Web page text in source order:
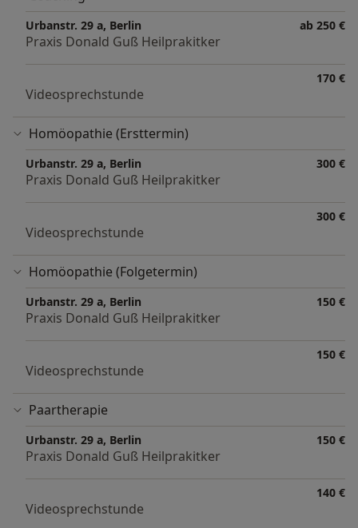
Urbanstr. 29 a, Berlin ab 250 €
Praxis Donald Guß Heilprakitker
170 €
Videosprechstunde
Homöopathie (Ersttermin)
Urbanstr. 29 a, Berlin 300 €
Praxis Donald Guß Heilprakitker
300 €
Videosprechstunde
Homöopathie (Folgetermin)
Urbanstr. 29 a, Berlin 150 €
Praxis Donald Guß Heilprakitker
150 €
Videosprechstunde
Paartherapie
Urbanstr. 29 a, Berlin 150 €
Praxis Donald Guß Heilprakitker
140 €
Videosprechstunde